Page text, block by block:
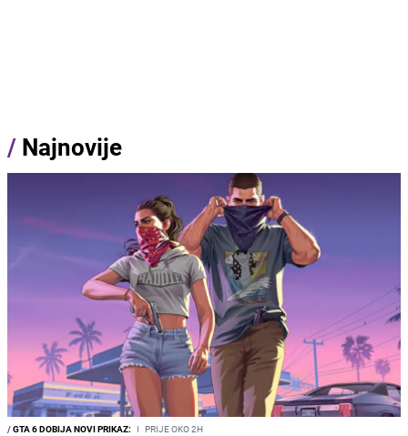
/ Najnovije
/GTA 6 DOBIJA NOVI PRIKAZ: I PRIJE OKO 2H